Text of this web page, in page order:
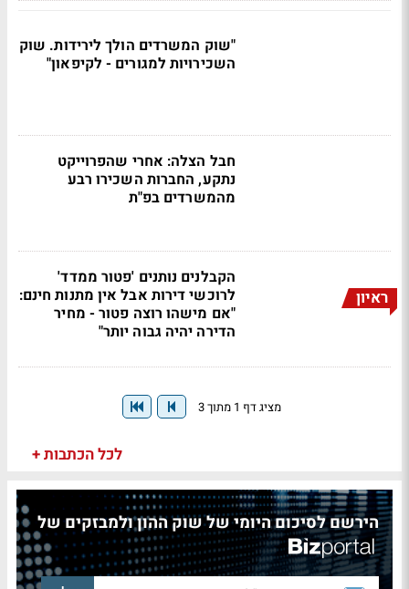
"שוק המשרדים הולך לירידות. שוק
השכירויות למגורים - לקיפאון"
חבל הצלה: אחרי שהפרוייקט
נתקע, החברות השכירו רבע
מהמשרדים בפ"ת
ראיון
הקבלנים נותנים 'פטור ממדד'
לרוכשי דירות אבל אין מתנות חינם:
"אם מישהו רוצה פטור - מחיר
הדירה יהיה גבוה יותר"
מציג דף 1 מתוך 3
לכל הכתבות +
הירשם לסיכום היומי של שוק ההון ולמבזקים של